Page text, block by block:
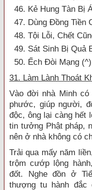
46. Kẻ Hung Tàn Bị
47. Dùng Đồng Tiền
48. Tội Lỗi, Chết
49. Sát Sinh Bị Quả
50. Ếch Đòi Mạng (^)
31. Làm Lành Thoát
Vào đời nhà Minh
phước, giúp người,
độc, ông lại càng hết
tin tưởng Phật pháp,
nên ở nhà không có
Trải qua mấy năm
trộm cướp lộng
đốt. Nghe đồn ở
thượng tu hành đắc